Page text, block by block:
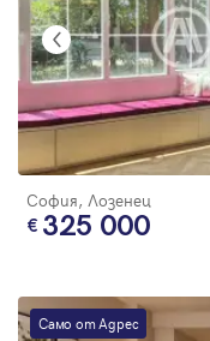
София, Лозенец
325 000
Само от Адрес